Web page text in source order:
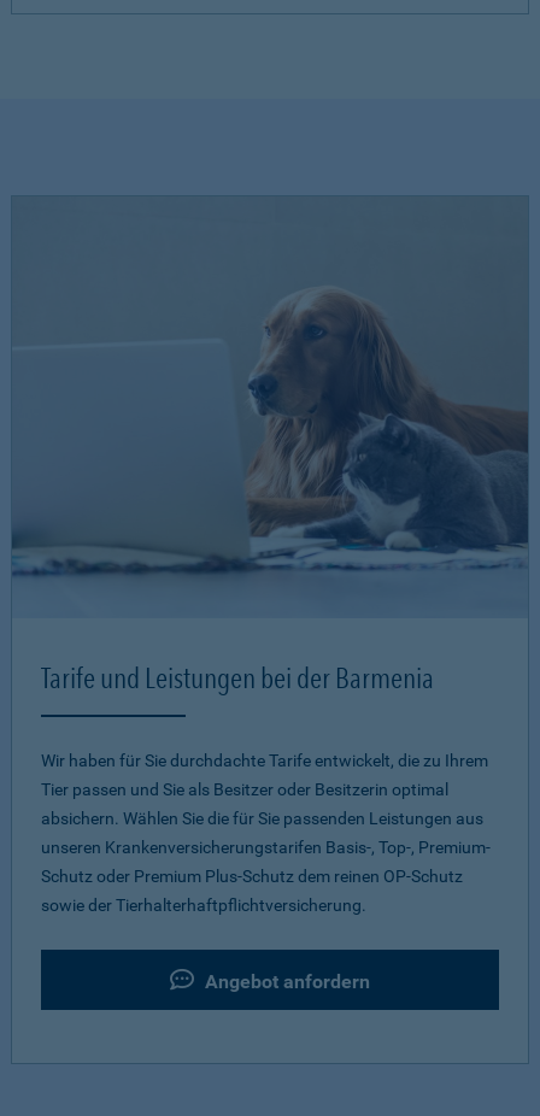
Tarife und Leistungen bei der Barmenia
Wir haben für Sie durchdachte Tarife entwickelt, die zu Ihrem
Tier passen und Sie als Besitzer oder Besitzerin optimal
absichern. Wählen Sie die für Sie passenden Leistungen aus
unseren Krankenversicherungstarifen Basis-, Top-, Premium-
Schutz oder Premium Plus-Schutz dem reinen OP-Schutz
sowie der Tierhalterhaftpflichtversicherung.
Angebot anfordern